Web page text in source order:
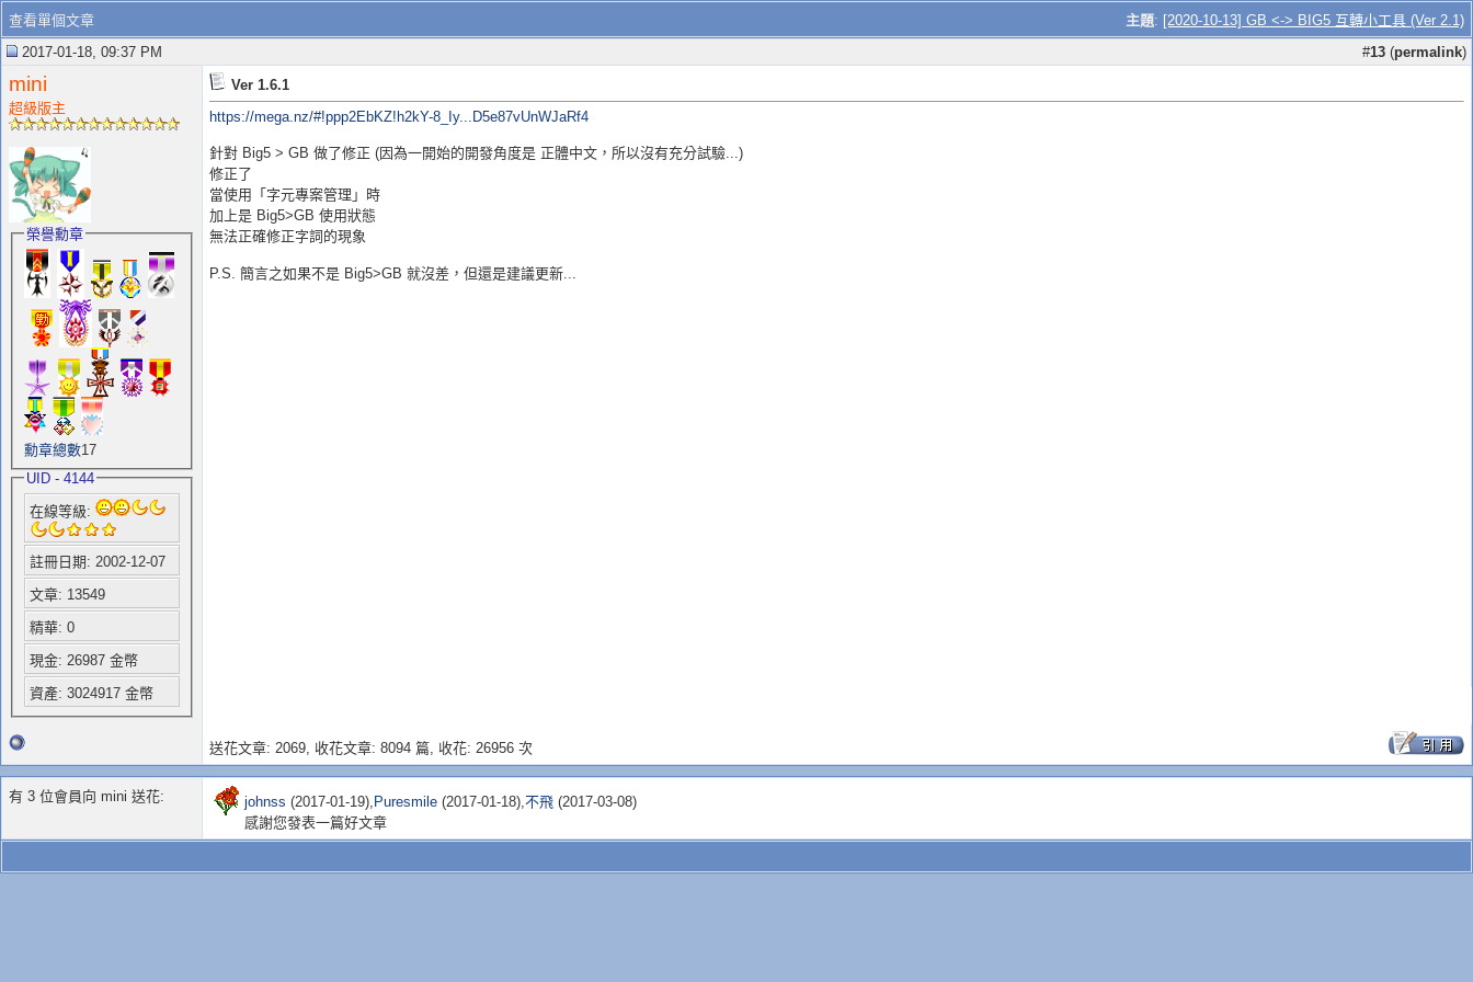
主題: [2020-10-13] GB <-> BIG5 互轉小工具 (Ver 2.1)
查看單個文章
2017-01-18, 09:37 PM
#13 (permalink)
mini
超級版主
榮譽勳章
勳章總數17
UID - 4144
在線等級:
註冊日期: 2002-12-07
文章: 13549
精華: 0
現金: 26987 金幣
資產: 3024917 金幣
Ver 1.6.1
https://mega.nz/#!ppp2EbKZ!h2kY-8_Iy...D5e87vUnWJaRf4
針對 Big5 > GB 做了修正 (因為一開始的開發角度是 正體中文，所以沒有充分試驗...)
修正了
當使用「字元專案管理」時
加上是 Big5>GB 使用狀態
無法正確修正字詞的現象
P.S. 簡言之如果不是 Big5>GB 就沒差，但還是建議更新...
送花文章: 2069, 收花文章: 8094 篇, 收花: 26956 次
有 3 位會員向 mini 送花: johnss (2017-01-19), Puresmile (2017-01-18),不飛 (2017-03-08)
感謝您發表一篇好文章